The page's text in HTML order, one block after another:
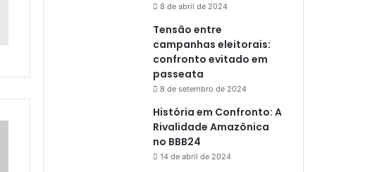
8 de abril de 2024
Tensão entre
campanhas eleitorais:
confronto evitado em
passeata
8 de setembro de 2024
História em Confronto: A
Rivalidade Amazônica
no BBB24
14 de abril de 2024